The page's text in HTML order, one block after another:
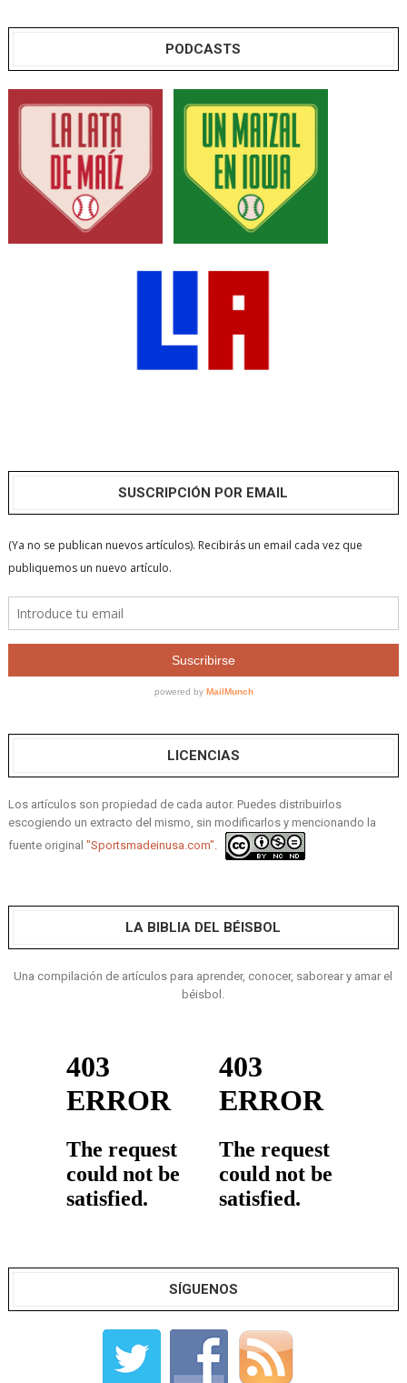
PODCASTS
SUSCRIPCIÓN POR EMAIL
LICENCIAS
Los artículos son propiedad de cada autor. Puedes distribuirlos
escogiendo un extracto del mismo, sin modificarlos y mencionando la
fuente original "Sportsmadeinusa.com".
LA BIBLIA DEL BÉISBOL
Una compilación de artículos para aprender, conocer, saborear y amar el
béisbol.
SÍGUENOS